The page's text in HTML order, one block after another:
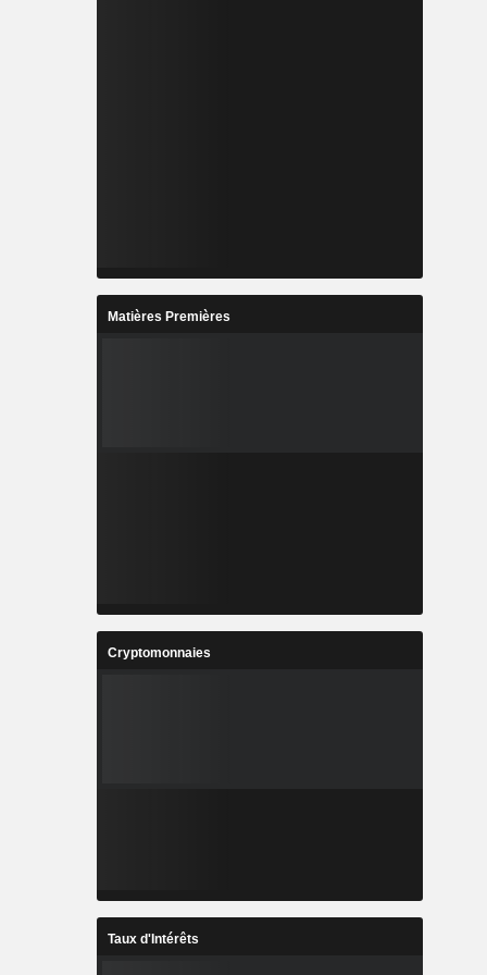
Matières Premières
Cryptomonnaies
Taux d'Intérêts